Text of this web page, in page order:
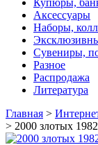
Купюры,
Аксессуары
Наборы,
Сувениры,
Разное
Распродажа
Литература
Главная >
> 2000 злотых